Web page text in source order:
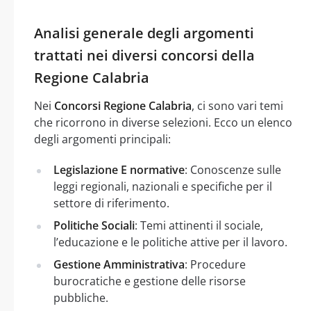
Analisi generale degli argomenti
trattati nei diversi concorsi della
Regione Calabria
Nei Concorsi Regione Calabria, ci sono vari temi
che ricorrono in diverse selezioni. Ecco un elenco
degli argomenti principali:
Legislazione E normative: Conoscenze sulle
leggi regionali, nazionali e specifiche per il
settore di riferimento.
Politiche Sociali: Temi attinenti il sociale,
l’educazione e le politiche attive per il lavoro.
Gestione Amministrativa: Procedure
burocratiche e gestione delle risorse
pubbliche.